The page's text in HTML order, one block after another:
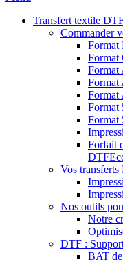
Transfert textile
Commander
Format
Format
Format
Format
Format
Format
Format
Forfait
DTF
Vos
Nos outils
Notre
DTF :
BAT